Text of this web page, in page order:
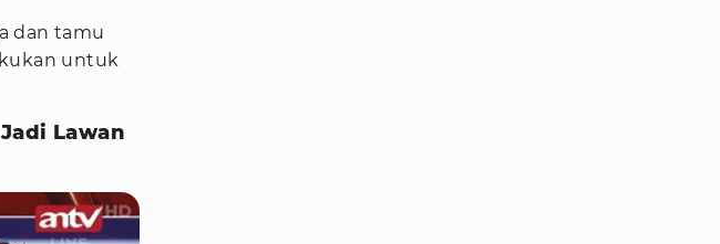
dan tamu
untuk
Lawan